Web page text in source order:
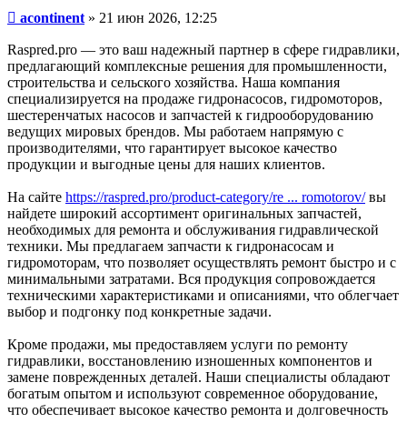
Сообщение
acontinent » 21 июн 2026, 12:25
Raspred.pro — это ваш надежный партнер в сфере гидравлики,
предлагающий комплексные решения для промышленности,
строительства и сельского хозяйства. Наша компания
специализируется на продаже гидронасосов, гидромоторов,
шестеренчатых насосов и запчастей к гидрооборудованию
ведущих мировых брендов. Мы работаем напрямую с
производителями, что гарантирует высокое качество
продукции и выгодные цены для наших клиентов.
На сайте https://raspred.pro/product-category/re ... romotorov/вы
найдете широкий ассортимент оригинальных запчастей,
необходимых для ремонта и обслуживания гидравлической
техники. Мы предлагаем запчасти к гидронасосам и
гидромоторам, что позволяет осуществлять ремонт быстро и с
минимальными затратами. Вся продукция сопровождается
техническими характеристиками и описаниями, что облегчает
выбор и подгонку под конкретные задачи.
Кроме продажи, мы предоставляем услуги по ремонту
гидравлики, восстановлению изношенных компонентов и
замене поврежденных деталей. Наши специалисты обладают
богатым опытом и используют современное оборудование,
что обеспечивает высокое качество ремонта и долговечность